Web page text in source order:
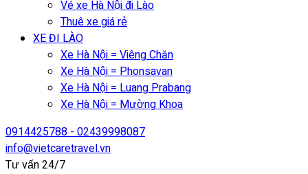
Vé xe Hà Nội đi Lào
Thuê xe giá rẻ
XE ĐI LÀO
Xe Hà Nội = Viêng Chăn
Xe Hà Nội = Phonsavan
Xe Hà Nội = Luang Prabang
Xe Hà Nội = Mường Khoa
0914425788 - 02439998087
info@vietcaretravel.vn
Tư vấn 24/7